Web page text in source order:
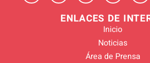
ENLACES DE
Inicio
Noticias
Área de Prensa